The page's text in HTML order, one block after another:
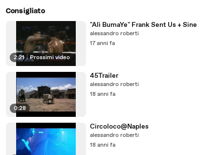
Consigliato
2:21 | Prossimi video
"Alì BumaYe" Frank Sent Us + Sine
alessandro roberti
17 anni fa
0:28
45Trailer
alessandro roberti
18 anni fa
Circoloco@Naples
alessandro roberti
18 anni fa